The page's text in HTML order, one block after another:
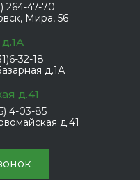
264-47-70
Мира, 56
32-18
д.1А
д.41
4-03-85
д.41